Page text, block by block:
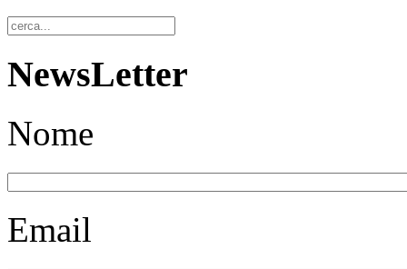
NewsLetter
Nome
Email